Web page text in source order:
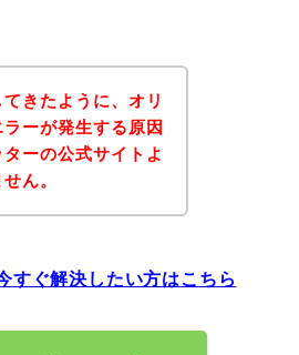
きたように、オリ
ーが発生する原因
ーの公式サイトよ
ん。
すぐ解決したい方はこちら